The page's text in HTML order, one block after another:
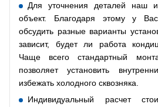
Для уточнения деталей наш
объект. Благодаря этому у
обсудить разные варианты
зависит, будет ли работа
Чаще всего стандартный
позволяет установить
избежать холодного сквозняка.
Индивидуальный расчет